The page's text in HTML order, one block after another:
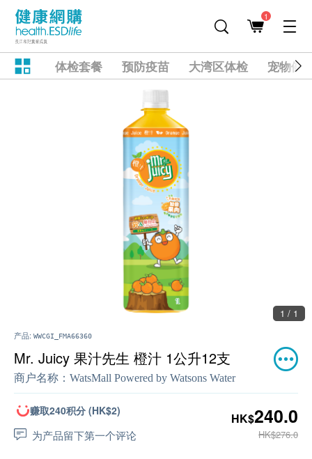
1
体检套餐 预防疫苗 大湾区体检 宠物健
1 / 1
产品: WWCGI_FMA66360
Mr. Juicy 果汁先生 橙汁 1公升12支
商户名称： WatsMall Powered by Watsons Water
赚取240积分 (HK$2)
为产品留下第一个评论
HK$240.0
HK$276.0